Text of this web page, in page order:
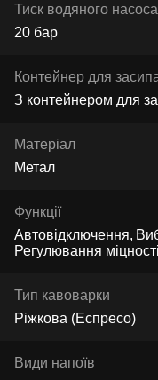
Тиск водяного насоса
20 бар
Контейнер для
З контейнером для
Матеріал
Метал
Функції
Автовідключення
Регулювання
Тип кавоварки
Ріжкова (Еспресо)
Види напоїв